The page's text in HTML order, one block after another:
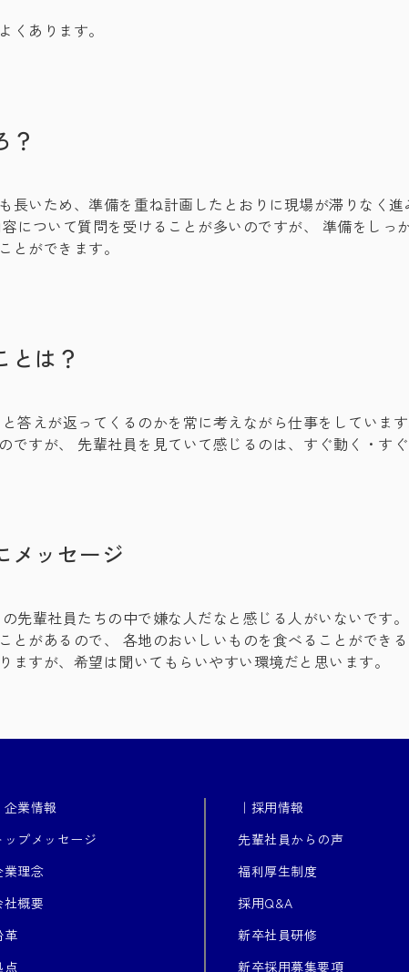
くあります。
？
長いため、準備を重ね計画したとおりに現場が滞りなく
について質問を受けることが多いのですが、 準備をしっ
とができます。
とは？
答えが返ってくるのかを常に考えながら仕事をしています
すが、 先輩社員を見ていて感じるのは、すぐ動く・す
メッセージ
先輩社員たちの中で嫌な人だなと感じる人がいないです。
があるので、 各地のおいしいものを食べることができる
すが、希望は聞いてもらいやすい環境だと思います。
企業情報
ップメッセージ
業理念
社概要
革
点
｜採用情報
先輩社員からの声
福利厚生制度
採用Q&A
新卒社員研修
新卒採用募集要項